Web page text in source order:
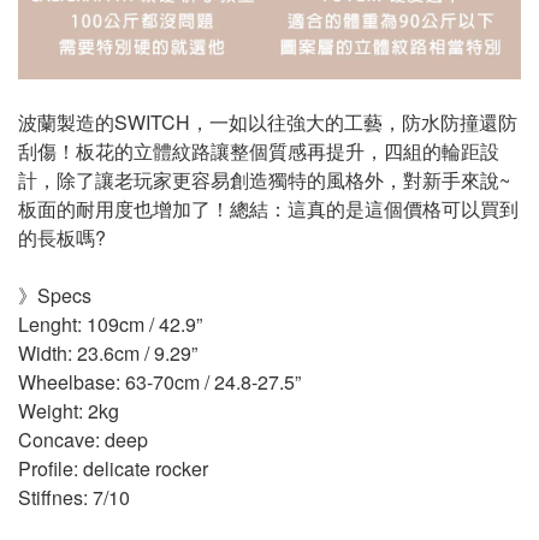
波蘭製造的SWITCH，一如以往強大的工藝，防水防撞還防
刮傷！板花的立體紋路讓整個質感再提升，四組的輪距設
計，除了讓老玩家更容易創造獨特的風格外，對新手來說~
板面的耐用度也增加了！總結：這真的是這個價格可以買到
的長板嗎?
》Specs
Lenght: 109cm / 42.9”
Width: 23.6cm / 9.29”
Wheelbase: 63-70cm / 24.8-27.5”
Weight: 2kg
Concave: deep
Profile: delicate rocker
Stiffnes: 7/10